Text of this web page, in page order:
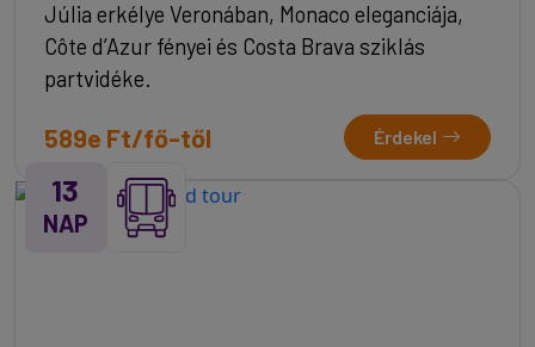
Júlia erkélye Veronában, Monaco eleganciája,
Côte d’Azur fényei és Costa Brava sziklás
partvidéke.
589e Ft/fő-től Érdekel
13
NAP